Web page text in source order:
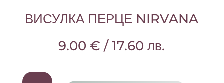
ВИСУЛКА ПЕРЦЕ NIRVANA
9.00€ /17.60лв.
количество